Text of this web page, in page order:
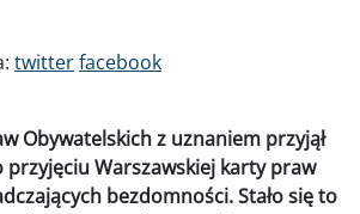
twitterfacebook
Obywatelskich z uznaniem przyjął
przyjęciu Warszawskiej karty praw
bezdomności. Stało się to